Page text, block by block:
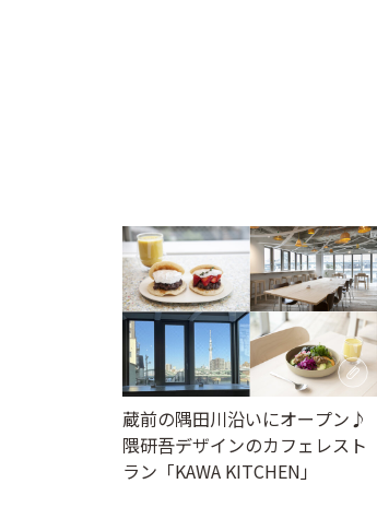
蔵前の隅田川沿いにオープン♪
隈研吾デザインのカフェレスト
ラン「KAWA KITCHEN」